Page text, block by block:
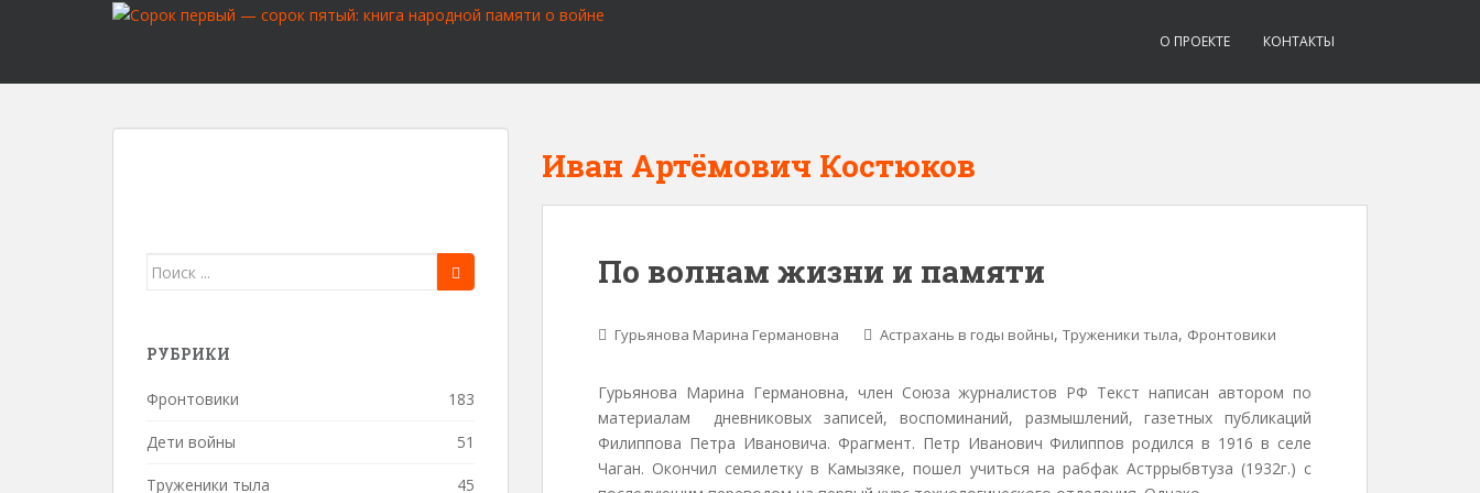
p
О ПРОЕКТЕ КОНТАКТЫ
Иван Артёмович Костюков
По волнам жизни и памяти
Гурьянова Марина Германовна Астрахань в годы войны, Труженики тыла, Фронтовики
Гурьянова Марина Германовна, член Союза журналистов РФ Текст написан автором по
материалам дневниковых записей, воспоминаний, размышлений, газетных публикаций
Филиппова Петра Ивановича. Фрагмент. Петр Иванович Филиппов родился в 1916 в селе
Чаган. Окончил семилетку в Камызяке, пошел учиться на рабфак Астррыбвтуза (1932г.) с
Поиск
РУБРИКИ
Фронтовики 183
Дети войны 51
Труженики тыла 45